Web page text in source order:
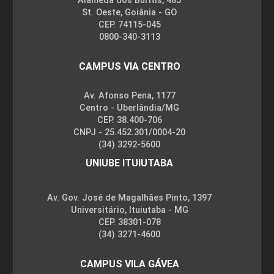
St. Oeste, Goiânia - GO
CEP. 74115-045
0800-340-3113
CAMPUS VIA CENTRO
Av. Afonso Pena, 1177
Centro - Uberlândia/MG
CEP. 38.400-706
CNPJ - 25.452.301/0004-20
(34) 3292-5600
UNIUBE ITUIUTABA
Av. Gov. José de Magalhães Pinto, 1397
Universitário, Ituiutaba - MG
CEP. 38301-078
(34) 3271-4600
CAMPUS VILA GÁVEA